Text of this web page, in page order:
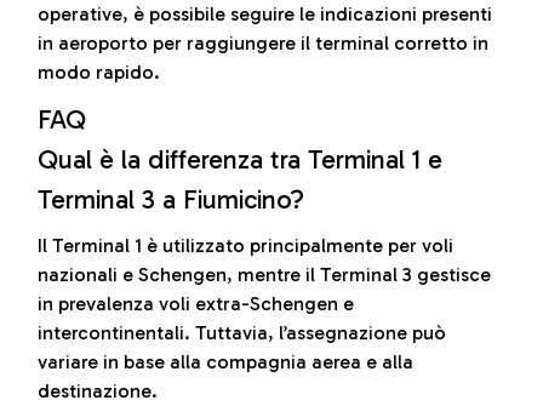
operative, è possibile seguire le indicazioni presenti
in aeroporto per raggiungere il terminal corretto in
modo rapido.
FAQ
Qual è la differenza tra Terminal 1 e
Terminal 3 a Fiumicino?
Il Terminal 1 è utilizzato principalmente per voli
nazionali e Schengen, mentre il Terminal 3 gestisce
in prevalenza voli extra-Schengen e
intercontinentali. Tuttavia, l’assegnazione può
variare in base alla compagnia aerea e alla
destinazione.